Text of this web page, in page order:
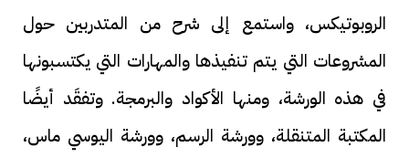
الروبوتيكس، واستمع إلى شرح من المتدربين حول
المشروعات التي يتم تنفيذها والمهارات التي يكتسبونها
في هذه الورشة، ومنها الأكواد والبرمجة. وتفقَد أيضًا
المكتبة المتنقلة، وورشة الرسم، وورشة اليوسي ماس،